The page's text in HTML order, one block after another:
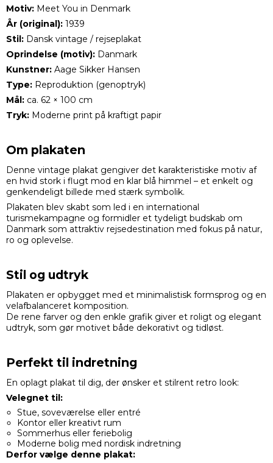
Motiv: Meet You in Denmark
År (original): 1939
Stil: Dansk vintage / rejseplakat
Oprindelse (motiv): Danmark
Kunstner: Aage Sikker Hansen
Type: Reproduktion (genoptryk)
Mål: ca. 62 × 100 cm
Tryk: Moderne print på kraftigt papir
Om plakaten
Denne vintage plakat gengiver det karakteristiske motiv af
en hvid stork i flugt mod en klar blå himmel – et enkelt og
genkendeligt billede med stærk symbolik.
Plakaten blev skabt som led i en international
turismekampagne og formidler et tydeligt budskab om
Danmark som attraktiv rejsedestination med fokus på natur,
ro og oplevelse.
Stil og udtryk
Plakaten er opbygget med et minimalistisk formsprog og en
velafbalanceret komposition.
De rene farver og den enkle grafik giver et roligt og elegant
udtryk, som gør motivet både dekorativt og tidløst.
Perfekt til indretning
En oplagt plakat til dig, der ønsker et stilrent retro look:
Velegnet til:
Stue, soveværelse eller entré
Kontor eller kreativt rum
Sommerhus eller feriebolig
Moderne bolig med nordisk indretning
Derfor vælge denne plakat: